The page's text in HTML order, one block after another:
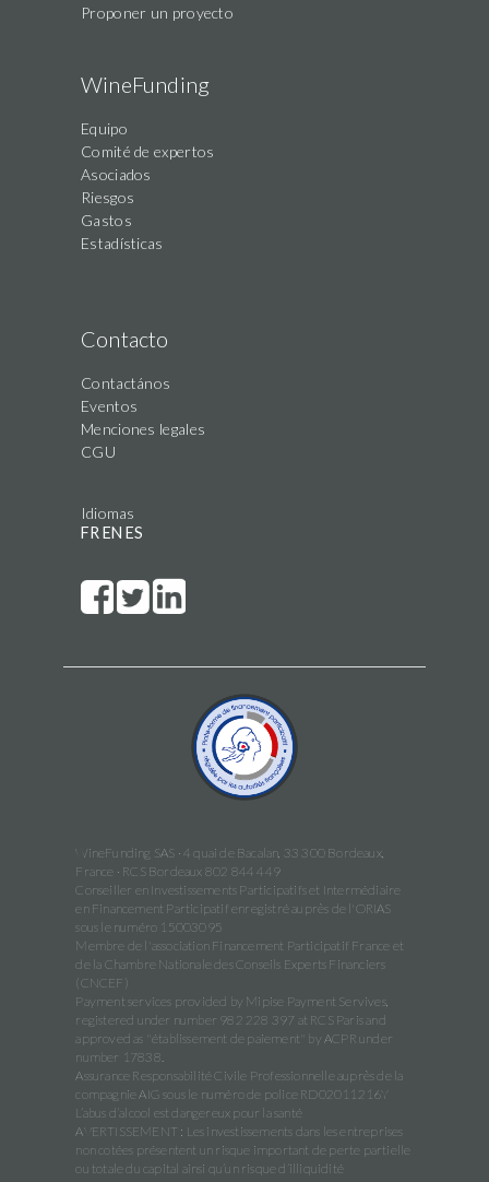
Proponer un proyecto
WineFunding
Equipo
Comité de expertos
Asociados
Riesgos
Gastos
Estadísticas
Contacto
Contactános
Eventos
Menciones legales
CGU
Idiomas
FR EN ES
WineFunding SAS · 4 quai de Bacalan, 33 300 Bordeaux,
France · RCS Bordeaux 802 844 449
Conseiller en Investissements Participatifs et Intermédiaire
en Financement Participatif enregistré auprès de l'ORIAS
sous le numéro 15003095
Membre de l'association Financement Participatif France et
de la Chambre Nationale des Conseils Experts Financiers
(CNCEF)
Payment services provided by Mipise Payment Servives,
registered under number 982 228 397 at RCS Paris and
approved as "établissement de paiement" by ACPR under
number 17838.
Assurance Responsabilité Civile Professionnelle auprès de la
compagnie AIG sous le numéro de police RD02011216Y
L’abus d’alcool est dangereux pour la santé
AVERTISSEMENT : Les investissements dans les entreprises
non cotées présentent un risque important de perte partielle
ou totale du capital ainsi qu’un risque d’illiquidité